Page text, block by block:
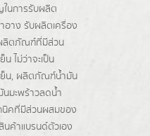
ในการรับผลิต
อาง รับผลิตเครื่อง
ผลิตภัณฑ์ที่มีส่วน
ไม่ว่าจะเป็น
ย็น, ผลิตภัณฑ์น้ำมัน
นมะพร้าวลดน้ำ
นิคที่มีส่วนผสมของ
ค้าแบรนด์ตัวเอง